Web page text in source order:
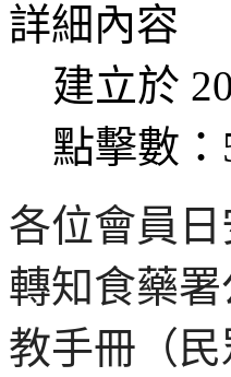
詳細內容
建立於
點擊數：
各位會員日
轉知食藥
教手冊（